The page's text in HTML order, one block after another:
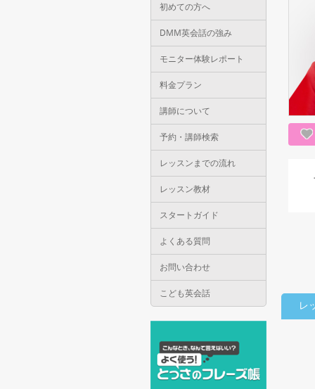
初めての方へ
DMM英会話の強み
モニター体験レポート
料金プラン
講師について
予約・講師検索
レッスンまでの流れ
レッスン教材
スタートガイド
よくある質問
お問い合わせ
こども英会話
レ